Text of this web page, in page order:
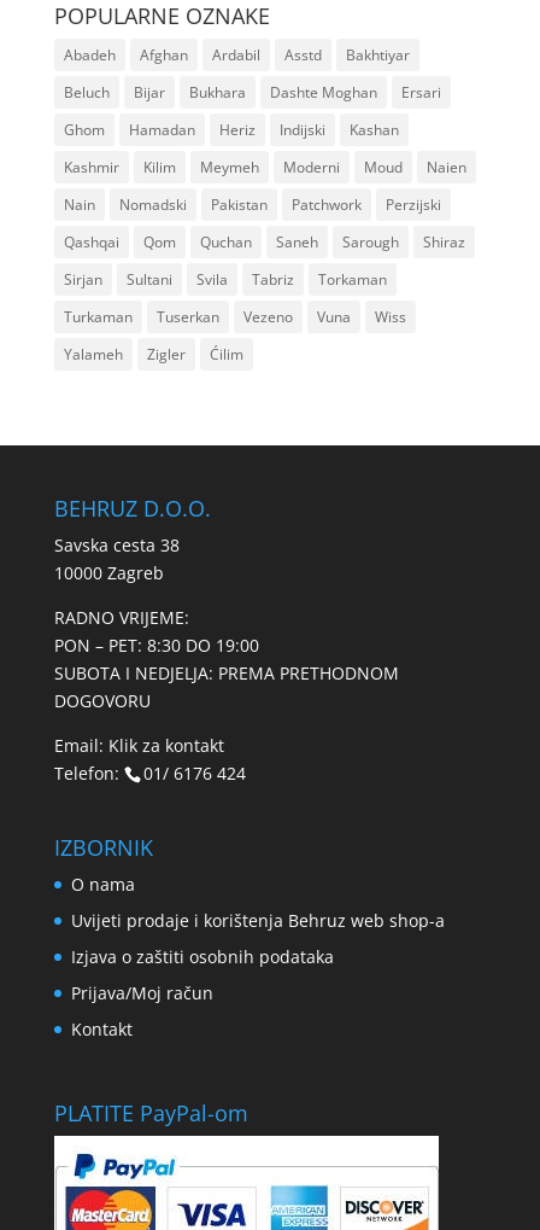
POPULARNE OZNAKE
Abadeh Afghan Ardabil Asstd
Bakhtiyar
Beluch
Bijar Bukhara Dashte Moghan
Ersari
Ghom
Hamadan Heriz Indijski
Kashan
Kashmir
Kilim Meymeh Moderni Moud
Naien
Nain
Nomadski Pakistan Patchwork
Perzijski
Qashqai
Qom Quchan Saneh Sarough
Shiraz
Sirjan
Sultani Svila Tabriz
Torkaman
Turkaman
Tuserkan Vezeno Vuna
Wiss
Yalameh
Zigler Ćilim
BEHRUZ D.O.O.
Savska cesta 38
10000 Zagreb
RADNO VRIJEME:
PON – PET: 8:30 DO 19:00
SUBOTA I NEDJELJA: PREMA PRETHODNOM
DOGOVORU
Email: Klik za kontakt
Telefon:
01/ 6176 424
IZBORNIK
O nama
Uvijeti prodaje i korištenja Behruz web shop-a
Izjava o zaštiti osobnih podataka
Prijava/Moj račun
Kontakt
PLATITE PayPal-om